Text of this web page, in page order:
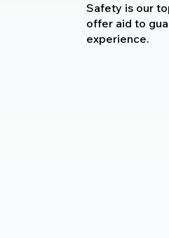
Safety is our
offer aid to
experience.